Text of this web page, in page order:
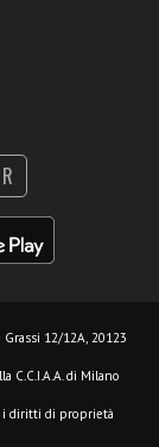
12/12A, 20123
C.C.I.A.A. di Milano
i diritti di proprietà